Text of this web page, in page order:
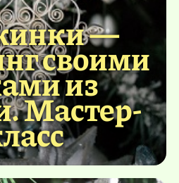
—
своими
из
Мастер-